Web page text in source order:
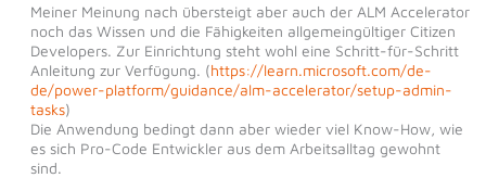
Meiner Meinung nach übersteigt aber auch der ALM Accelerator
noch das Wissen und die Fähigkeiten allgemeingültiger Citizen
Developers. Zur Einrichtung steht wohl eine Schritt-für-Schritt
Anleitung zur Verfügung. (https://learn.microsoft.com/de-
de/power-platform/guidance/alm-accelerator/setup-admin-
tasks)
Die Anwendung bedingt dann aber wieder viel Know-How, wie
es sich Pro-Code Entwickler aus dem Arbeitsalltag gewohnt
sind.